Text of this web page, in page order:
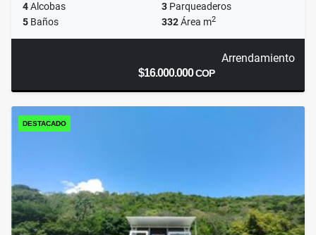
4Alcobas 3 Parqueaderos
5 Baños 332Área m2
Arrendamiento
$16.000.000COP
DESTACADO